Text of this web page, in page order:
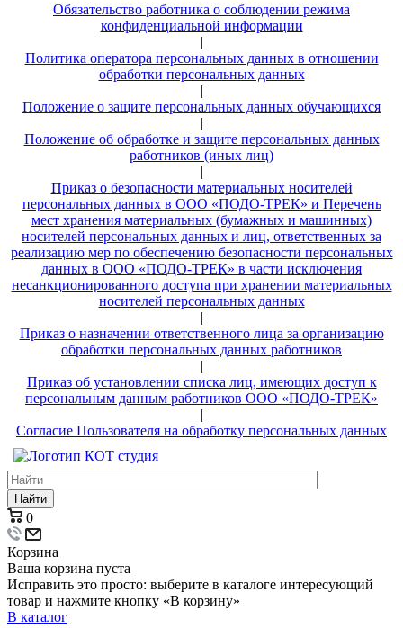
Обязательство работника о соблюдении режима
конфиденциальной информации
|
Политика оператора персональных данных в отношении
обработки персональных данных
|
Положение о защите персональных данных обучающихся
|
Положение об обработке и защите персональных данных
работников (иных лиц)
|
Приказ о безопасности материальных носителей
персональных данных в ООО «ПОДО-ТРЕК» и Перечень
мест хранения материальных (бумажных и машинных)
носителей персональных данных и лиц, ответственных за
реализацию мер по обеспечению безопасности персональных
данных в ООО «ПОДО-ТРЕК» в части исключения
несанкционированного доступа при хранении материальных
носителей персональных данных
|
Приказ о назначении ответственного лица за организацию
обработки персональных данных работников
|
Приказ об установлении списка лиц, имеющих доступ к
персональным данным работников ООО «ПОДО-ТРЕК»
|
Согласие Пользователя на обработку персональных данных
Найти
0
Корзина
Ваша корзина пуста
Исправить это просто: выберите в каталоге интересующий
товар и нажмите кнопку «В корзину»
В каталог